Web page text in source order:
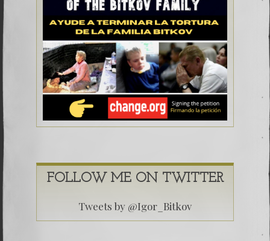
FOLLOW ME ON TWITTER
Tweets by @Igor_Bitkov